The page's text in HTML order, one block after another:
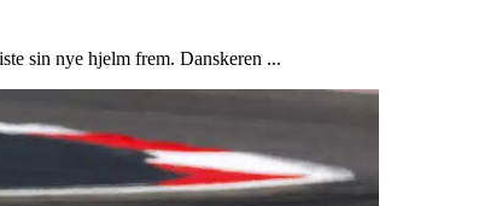
sin nye hjelm frem. Danskeren ...